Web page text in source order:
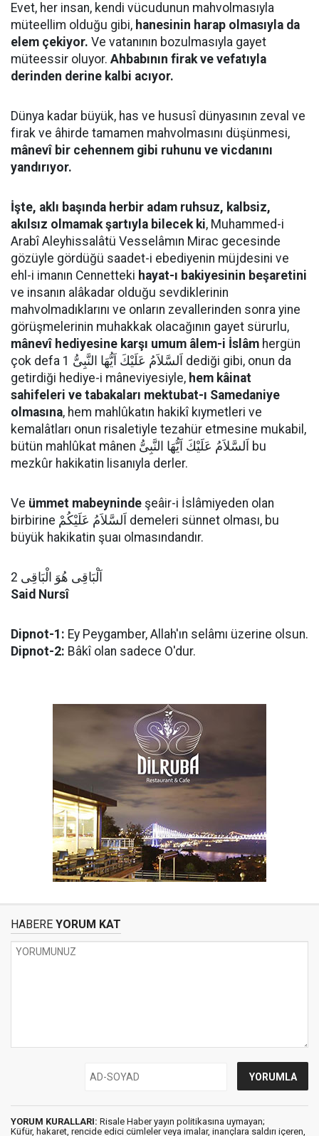
Evet, her insan, kendi vücudunun mahvolmasıyla
müteellim olduğu gibi, hanesinin harap olmasıyla da
elem çekiyor. Ve vatanının bozulmasıyla gayet
müteessir oluyor. Ahbabının firak ve vefatıyla
derinden derine kalbi acıyor.
Dünya kadar büyük, has ve hususî dünyasının zeval ve
firak ve âhirde tamamen mahvolmasını düşünmesi,
mânevî bir cehennem gibi ruhunu ve vicdanını
yandırıyor.
İşte, aklı başında herbir adam ruhsuz, kalbsiz,
akılsız olmamak şartıyla bilecek ki, Muhammed-i
Arabî Aleyhissalâtü Vesselâmın Mirac gecesinde
gözüyle gördüğü saadet-i ebediyenin müjdesini ve
ehl-i imanın Cennetteki hayat-ı bakiyesinin beşaretini
ve insanın alâkadar olduğu sevdiklerinin
mahvolmadıklarını ve onların zevallerinden sonra yine
görüşmelerinin muhakkak olacağının gayet sürurlu,
mânevî hediyesine karşı umum âlem-i İslâm hergün
çok defa اَلسَّلاَمُ عَلَيْكَ اَيُّهَا النَّبِىُّ 1 dediği gibi, onun da
getirdiği hediye-i mâneviyesiyle, hem kâinat
sahifeleri ve tabakaları mektubat-ı Samedaniye
olmasına, hem mahlûkatın hakikî kıymetleri ve
kemalâtları onun risaletiyle tezahür etmesine mukabil,
bütün mahlûkat mânen اَلسَّلاَمُ عَلَيْكَ اَيُّهَا النَّبِىُّ bu
mezkûr hakikatin lisanıyla derler.
Ve ümmet mabeyninde şeâir-i İslâmiyeden olan
birbirine اَلسَّلاَمُ عَلَيْكُمْ demeleri sünnet olması, bu
büyük hakikatin şuaı olmasındandır.
اَلْبَاقِى هُوَ الْبَاقِى 2
Said Nursî
Dipnot-1: Ey Peygamber, Allah'ın selâmı üzerine olsun.
Dipnot-2: Bâkî olan sadece O'dur.
HABERE YORUM KAT
YORUM KURALLARI: Risale Haber yayın politikasına uymayan;
Küfür, hakaret, rencide edici cümleler veya imalar, inançlara saldırı içeren,